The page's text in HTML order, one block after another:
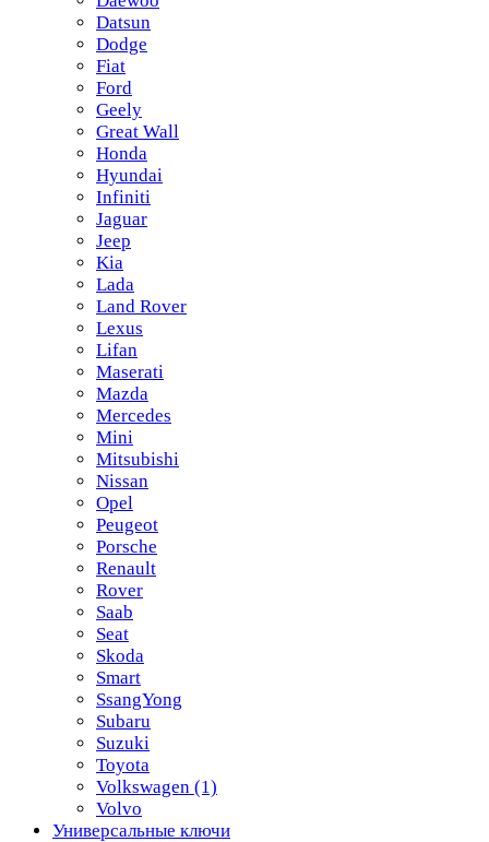
Datsun
Dodge
Fiat
Ford
Geely
Great Wall
Honda
Hyundai
Infiniti
Jaguar
Jeep
Kia
Lada
Land Rover
Lexus
Lifan
Maserati
Mazda
Mercedes
Mini
Mitsubishi
Nissan
Opel
Peugeot
Porsche
Renault
Rover
Saab
Seat
Skoda
Smart
SsangYong
Subaru
Suzuki
Toyota
Volkswagen (1)
Volvo
Универсальные ключи